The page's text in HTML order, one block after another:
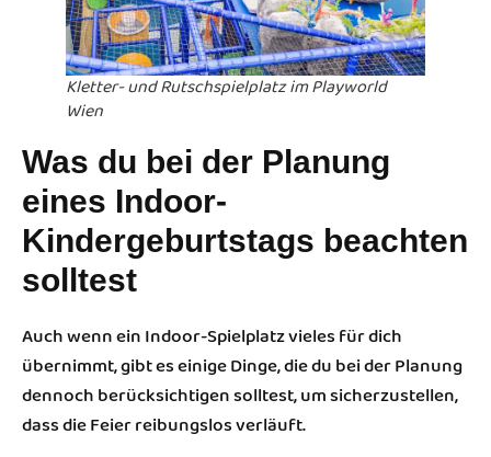
Kletter- und Rutschspielplatz im Playworld
Wien
Was du bei der Planung
eines Indoor-
Kindergeburtstags beachten
solltest
Auch wenn ein Indoor-Spielplatz vieles für dich
übernimmt, gibt es einige Dinge, die du bei der Planung
dennoch berücksichtigen solltest, um sicherzustellen,
dass die Feier reibungslos verläuft.